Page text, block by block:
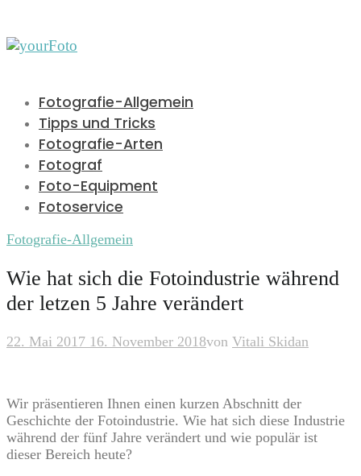
Fotografie-Allgemein
Tipps und Tricks
Fotografie-Arten
Fotograf
Foto-Equipment
Fotoservice
Fotografie-Allgemein
Wie hat sich die Fotoindustrie während
der letzen 5 Jahre verändert
22. Mai 2017 16. November 2018von Vitali Skidan
Wir präsentieren Ihnen einen kurzen Abschnitt der
Geschichte der Fotoindustrie. Wie hat sich diese Industrie
während der fünf Jahre verändert und wie populär ist
dieser Bereich heute?